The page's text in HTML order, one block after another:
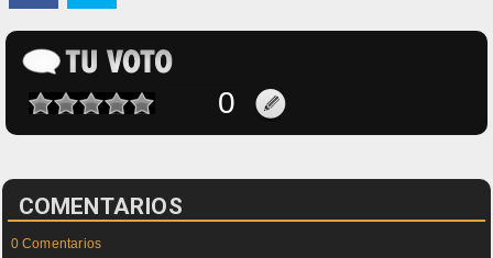
COMENTARIOS
0 Comentarios